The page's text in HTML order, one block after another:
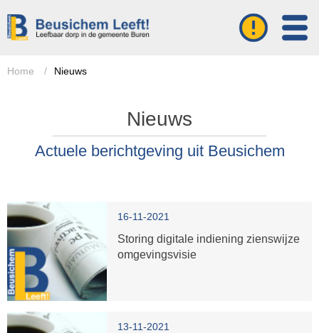
Home / Nieuws
Nieuws
Actuele berichtgeving uit Beusichem
16-11-2021
Storing digitale indiening zienswijze
omgevingsvisie
13-11-2021